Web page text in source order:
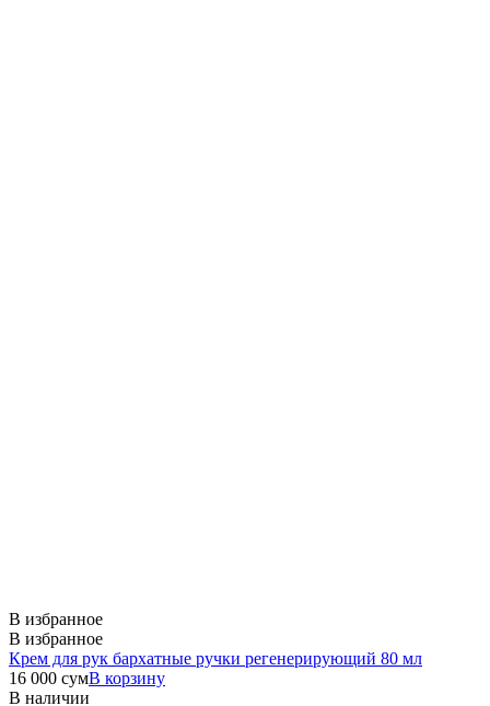
В избранное
В избранное
Крем для рук бархатные ручки регенерирующий 80 мл
16 000 сумВ корзину
В наличии